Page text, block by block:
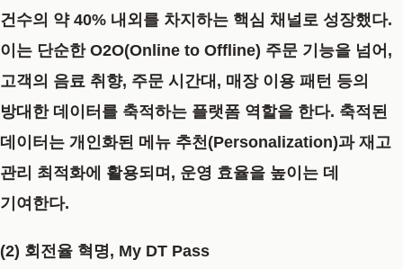
건수의 약 40% 내외 를 차지하는 핵심 채널로 성장했다.
이는 단순한 O2O(Online to Offline) 주문 기능을 넘어,
고객의 음료 취향, 주문 시간대, 매장 이용 패턴 등의
방대한 데이터를 축적하는 플랫폼 역할을 한다. 축적된
데이터는 개인화된 메뉴 추천(Personalization)과 재고
관리 최적화에 활용되며, 운영 효율을 높이는 데
기여한다.
(2) 회전율 혁명, My DT Pass